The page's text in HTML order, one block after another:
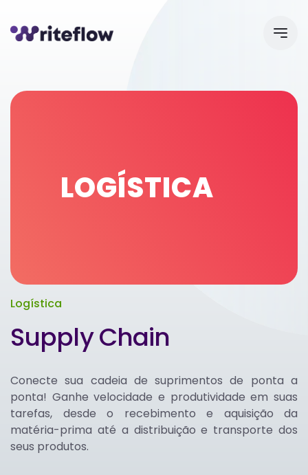
Logística
Supply Chain
Conecte sua cadeia de suprimentos de ponta a
ponta! Ganhe velocidade e produtividade em suas
tarefas, desde o recebimento e aquisição da
matéria-prima até a distribuição e transporte dos
seus produtos.
LOGÍSTICA